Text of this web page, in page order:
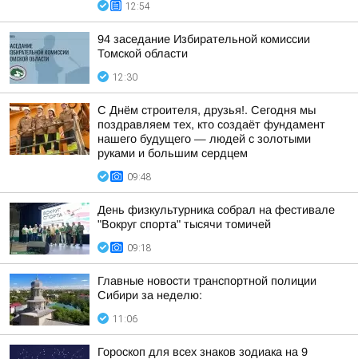
12:54
94 заседание Избирательной комиссии
Томской области
12:30
С Днём строителя, друзья!. Сегодня мы
поздравляем тех, кто создаёт фундамент
нашего будущего — людей с золотыми
руками и большим сердцем
09:48
День физкультурника собрал на фестивале
"Вокруг спорта" тысячи томичей
09:18
Главные новости транспортной полиции
Сибири за неделю:
11:06
Гороскоп для всех знаков зодиака на 9